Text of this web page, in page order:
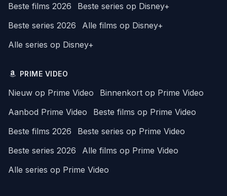
Beste films 2026
Beste series op Disney+
Beste series 2026
Alle films op Disney+
Alle series op Disney+
PRIME VIDEO
Nieuw op Prime Video
Binnenkort op Prime Video
Aanbod Prime Video
Beste films op Prime Video
Beste films 2026
Beste series op Prime Video
Beste series 2026
Alle films op Prime Video
Alle series op Prime Video